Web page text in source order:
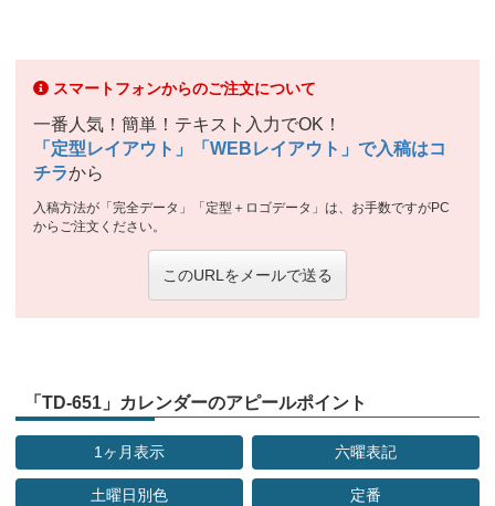
スマートフォンからのご注文について
一番人気！簡単！テキスト入力でOK！
「定型レイアウト」「WEBレイアウト」で入稿はコ
チラから
入稿方法が「完全データ」「定型＋ロゴデータ」は、お手数ですがPC
からご注文ください。
このURLをメールで送る
「TD-651」カレンダーのアピールポイント
1ヶ月表示 六曜表記
土曜日別色 定番